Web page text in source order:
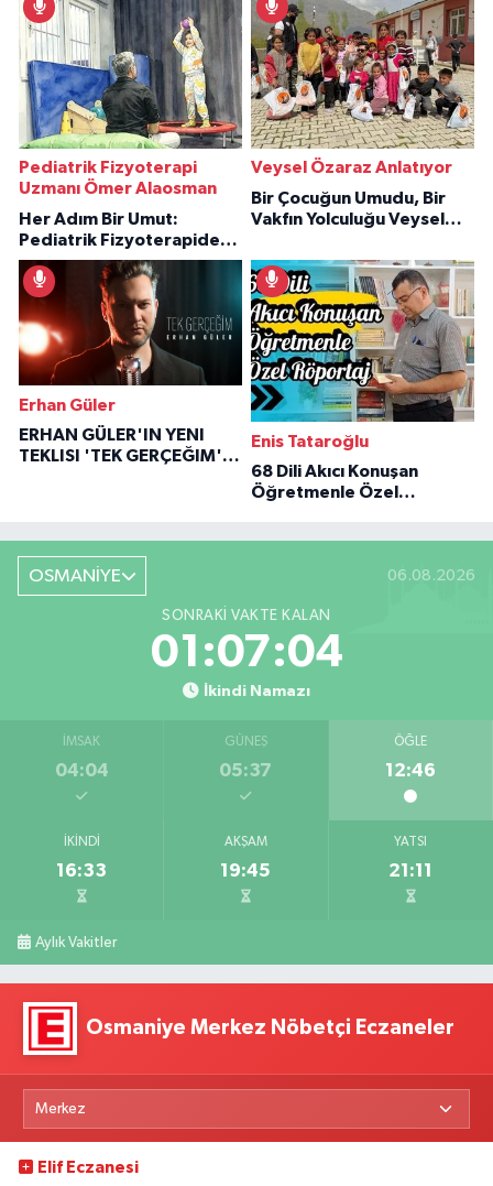
Pediatrik Fizyoterapi
Uzmanı Ömer Alaosman
Her Adım Bir Umut:
Pediatrik Fizyoterapiden
İlham Veren Hikâyeler
Veysel Özaraz Anlatıyor
Bir Çocuğun Umudu, Bir
Vakfın Yolculuğu Veysel
Erhan Güler
ERHAN GÜLER'IN YENI
TEKLISI 'TEK GERÇEĞIM'LE
Enis Tataroğlu
68 Dili Akıcı Konuşan
Öğretmenle Özel
OSMANİYE 06.08.2026
SONRAKI VAKTE KALAN
01:07:03
İkindi Namazı
İMSAK
04:04
GÜNEŞ
05:37
ÖĞLE
12:46
İKINDI
16:33
AKŞAM
19:45
YATSI
21:11
Aylık Vakitler
Osmaniye Merkez Nöbetçi Eczaneler
Elif Eczanesi